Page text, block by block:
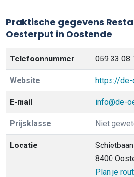
Praktische gegevens
Oesterput in Oostende
Telefoonnummer 059 33 08
Website https://de-
E-mail info@de-
Prijsklasse Niet
Locatie
8400
Plan je